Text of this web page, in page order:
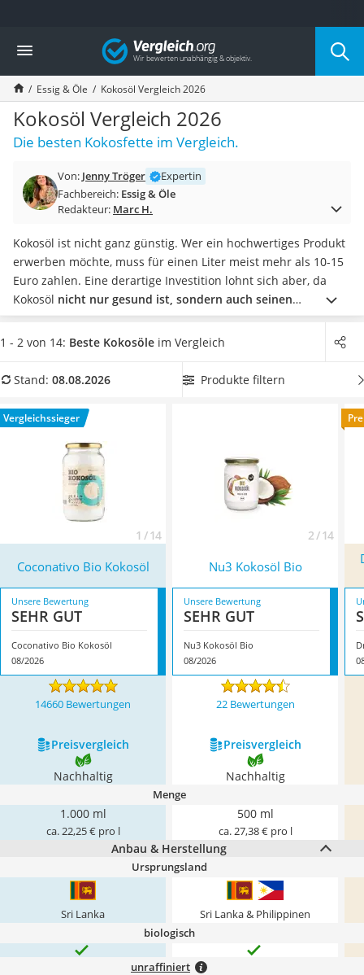
Die beliebtesten Vergleiche nach Kategorie
Lebensmittel
Schwarzkümmelöl
Knäckebrot
Schwarzkümmelöl-Kapseln
Manukahonig
Eiklar
Balsamico-Essig
Schwarzkümmelöl bio
Honig
Gemüsebrühe
Eiskaffee-Pulver
Irischer Whiskey
Grapefruitkernextrakt
Matcha-Set
MCT-Öl
Erythrit
Müsli ohne Zuckerzusatz
Vergleich
Essig & Öle Kokosöl Vergleich 2026
Kokosöl Vergleich 2026
Die besten Kokosfette im Vergleich.
Von: Jenny Tröger
Expertin
Fachbereich: Essig & Öle
Redakteur: Marc H.
Kokosöl ist nicht ganz günstig. Wer ein hochwertiges Produkt
erwerben möchte, muss für einen Liter meist mehr als 10-15
Euro zahlen. Eine derartige Investition lohnt sich aber, da
Kokosöl nicht nur gesund ist, sondern auch seinen
natürlichen Geschmack behält. Die Unterschiede sind
dennoch groß.Sowohl bei Grad der Süße als auch bei
Abweichungen feststellen.
Am besten wählen Sie aus
verstreichen lässt und darüber hinaus zu Ihren
Geschmackspräferenzen passt. Überzeugt hat uns hier im
August 2026 besonders das Modell
mit seinen Eigenschaften.
1 - 2 von 14: Beste Kokosöle im Vergleich
Stand: 08.08.2026 Produkte filtern
Vergleichssieger
1 / 14 2 / 14
Coconativo Bio Kokosöl ‎Nu3 Kokosöl Bio
Unsere Bewertung
SEHR GUT
Coconativo Bio Kokosöl
08/2026
Unsere Bewertung
SEHR GUT
‎Nu3 Kokosöl Bio
08/2026
14660 Bewertungen 22 Bewertungen
Preis­vergleich Preis­vergleich
Nachhaltig Nachhaltig
Menge
1.000 ml
ca. 22,25 € pro l
500 ml
ca. 27,38 € pro l
Anbau & Herstellung
Ursprungsland
Sri Lanka Sri Lanka & Philippinen
biologisch
unraffiniert